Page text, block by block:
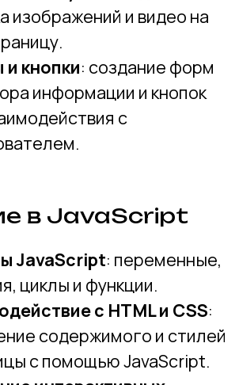
и функции.
с HTML и CSS :
содержимого и стилей
с помощью JavaScript.
интерактивных
: разработка простых
всплывающих окон и
Техники
дизайн: создание
отлично
на любых устройствах.
:
с популярными CSS-
такими как